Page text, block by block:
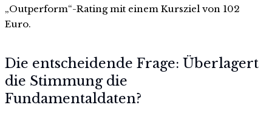
„Outperform“-Rating mit einem Kursziel von 102
Euro.
Die entscheidende Frage: Überlagert
die Stimmung die
Fundamentaldaten?